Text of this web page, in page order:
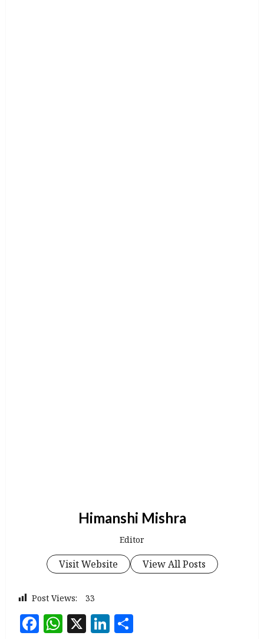
Himanshi Mishra
Editor
Visit Website View All Posts
Post Views: 33
Facebook
WhatsApp
X LinkedIn